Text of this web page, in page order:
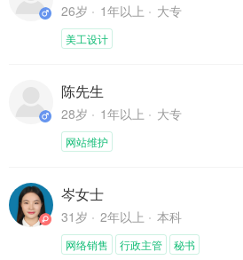
26岁 1年以上
大专
美工设计
陈先生
28岁 1年以上
大专
网站维护
岑女士
31岁 2年以上
本科
网络销售 行政主管 秘书